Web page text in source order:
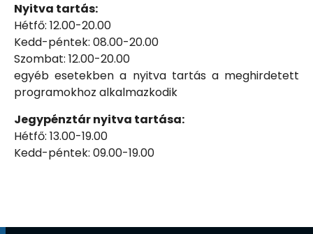
Nyitva tartás:
Hétfő: 12.00-20.00
Kedd-péntek: 08.00-20.00
Szombat: 12.00-20.00
egyéb esetekben a nyitva tartás a meghirdetett
programokhoz alkalmazkodik
Jegypénztár nyitva tartása:
Hétfő: 13.00-19.00
Kedd-péntek: 09.00-19.00